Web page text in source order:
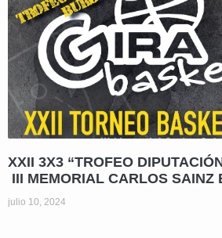
XXII 3X3 “TROFEO
III MEMORIAL CARLOS SAINZ
julio 10, 2024